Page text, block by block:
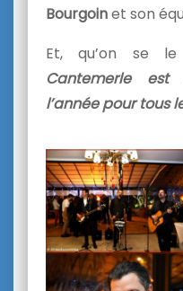
Bourgoinet son
Et, qu’on se
Cantemerle
l’année pour tous